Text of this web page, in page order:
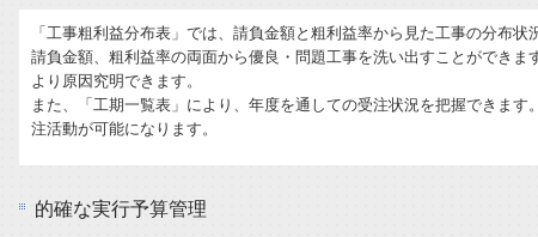
「工事粗利益分布表」では、請負金額と粗利益率から見た工事の分布状
請負金額、粗利益率の両面から優良・問題工事を洗い出すことができま
より原因究明できます。
また、「工期一覧表」により、年度を通しての受注状況を把握できま
注活動が可能になります。
的確な実行予算管理